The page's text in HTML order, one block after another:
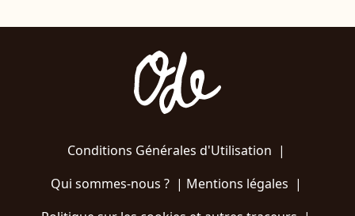
Conditions Générales d'Utilisation |
Qui sommes-nous ?| Mentions légales |